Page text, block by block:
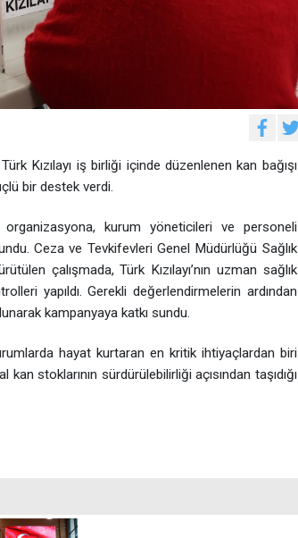
Kızılayı iş birliği içinde düzenlenen kan bağışı
bir destek verdi.
kurum yöneticileri ve personeli
Ceza ve Tevkifevleri Genel Müdürlüğü Sağlık
çalışmada, Türk Kızılayı’nın uzman sağlık
yapıldı. Gerekli değerlendirmelerin ardından
kampanyaya katkı sundu.
hayat kurtaran en kritik ihtiyaçlardan biri
stoklarının sürdürülebilirliği açısından taşıdığı